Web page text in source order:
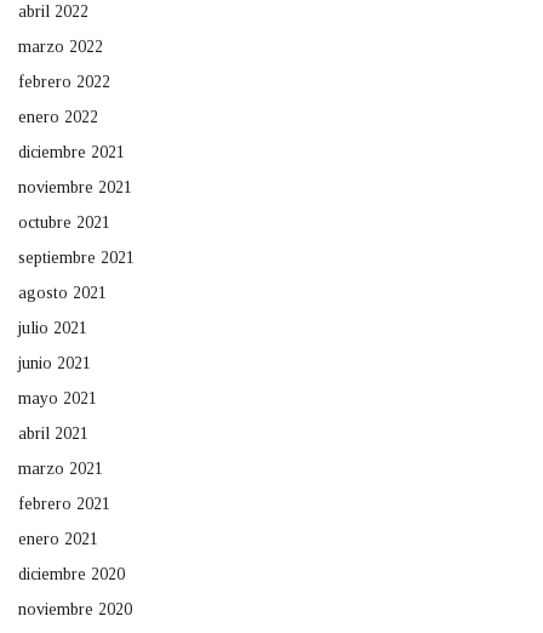
abril 2022
marzo 2022
febrero 2022
enero 2022
diciembre 2021
noviembre 2021
octubre 2021
septiembre 2021
agosto 2021
julio 2021
junio 2021
mayo 2021
abril 2021
marzo 2021
febrero 2021
enero 2021
diciembre 2020
noviembre 2020